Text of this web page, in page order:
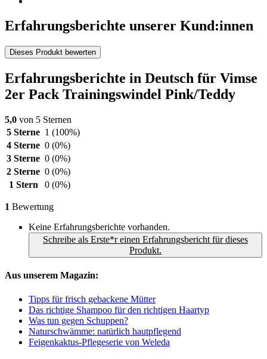
Erfahrungsberichte unserer Kund:innen
Dieses Produkt bewerten
Erfahrungsberichte in Deutsch für Vimse
2er Pack Trainingswindel Pink/Teddy
5,0 von 5 Sternen
5 Sterne 1 (100%)
4 Sterne 0 (0%)
3 Sterne 0 (0%)
2 Sterne 0 (0%)
1 Stern
0 (0%)
1 Bewertung
Keine Erfahrungsberichte vorhanden.
Schreibe als Erste*r einen Erfahrungsbericht für dieses
Produkt.
Aus unserem Magazin:
Tipps für frisch gebackene Mütter
Das richtige Shampoo für den richtigen Haartyp
Was tun gegen Schuppen?
Naturschwämme: natürlich hautpflegend
Feigenkaktus-Pflegeserie von Weleda